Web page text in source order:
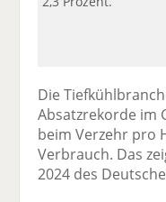
Die
Absatzrekorde im
beim Verzehr pro
Verbrauch. Das
2024 des